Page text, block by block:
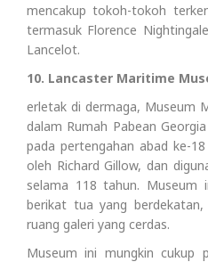
mencakup tokoh-tokoh
termasuk Florence
Lancelot.
10. Lancaster Maritime
erletak di dermaga, Museum
dalam Rumah Pabean
pada pertengahan abad ke-
oleh Richard Gillow, dan
selama 118 tahun. Museum
berikat tua yang
ruang galeri yang cerdas.
Museum ini mungkin cukup